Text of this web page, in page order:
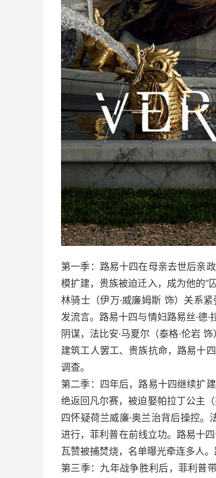
第一季：路易十四在母亲去世后亲
模扩建，贵族被迫迁入，成为他的“
林骑士（伊万·威廉姆斯 饰）关系
发流言。路易十四与情妇路易丝·德
阴谋，法比安·马夏尔（泰格·伦岩
建筑工人罢工、贵族抗命，路易十
调查。
第二季：四年后，路易十四继续扩
绝返回凡尔赛，被迫娶帕拉丁公主
四怀疑荷兰威廉·奥兰治背后操控
进行，菲利普在前线立功。路易十
瓦赞被捕焚烧，名单曝光牵连多人
第三季：九年战争胜利后，菲利普